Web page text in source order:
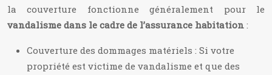
la couverture fonctionne généralement pour le
vandalisme dans le cadre de l’assurance habitation :
Couverture des dommages matériels : Si votre
propriété est victime de vandalisme et que des